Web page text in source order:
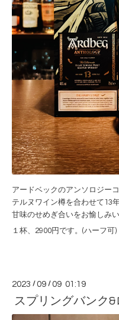
アードベックのアンソロジー
テルヌワイン樽を合わせて13
甘味のせめぎ合いをお愉しみい
１杯、2900円です。(ハーフ可)
2023 /09 /09 01:19
スプリングバンク&